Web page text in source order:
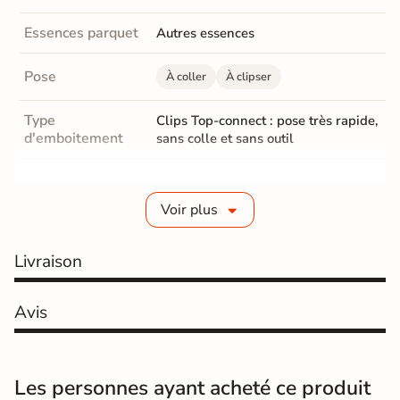
Essences parquet Autres essences
Pose À coller À clipser
Type
d'emboitement
Clips Top-connect : pose très rapide,
sans colle et sans outil
13,5 mm
Couche d'usure
Traitement réalisé
Voir plus
Livraison
Avis
Les personnes ayant acheté ce produit